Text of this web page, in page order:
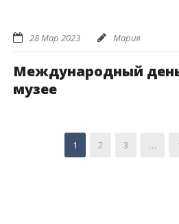
28 Мар 2023 Мария
Международный
музее
1 2 3 …